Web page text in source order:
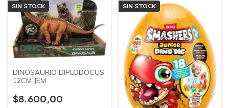
SIN STOCK
DINOSAURIO DIPLODOCUS
12CM JEM
$8.600,00
SIN STOCK